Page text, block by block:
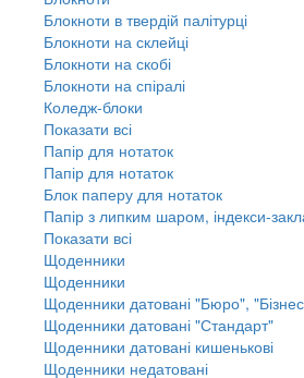
Блокноти в твердій палітурці
Блокноти на склейці
Блокноти на скобі
Блокноти на спіралі
Коледж-блоки
Показати всі
Папір для нотаток
Папір для нотаток
Блок паперу для нотаток
Папір з липким шаром, індекси-
Показати всі
Щоденники
Щоденники
Щоденники датовані "Бюро",
Щоденники датовані "Стандарт"
Щоденники датовані кишенькові
Щоденники недатовані